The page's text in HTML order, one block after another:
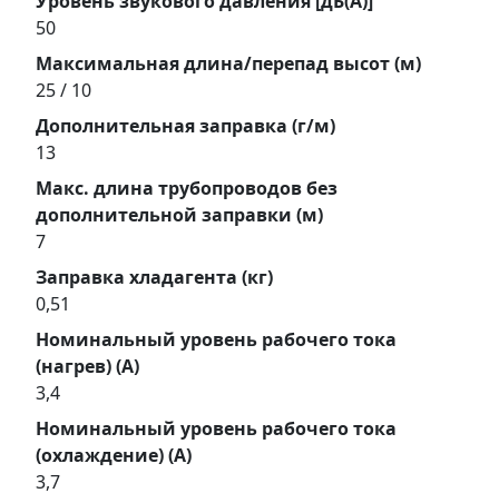
50
Максимальная длина/перепад высот (м)
25 / 10
Дополнительная заправка (г/м)
13
Макс. длина трубопроводов без
дополнительной заправки (м)
7
Заправка хладагента (кг)
0,51
Номинальный уровень рабочего тока
(нагрев) (А)
3,4
Номинальный уровень рабочего тока
(охлаждение) (А)
3,7